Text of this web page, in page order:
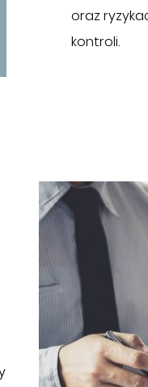
oraz
kontroli.